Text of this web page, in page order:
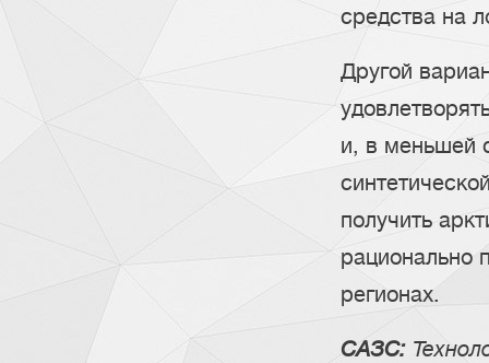
средства на
Другой
и, в меньшей
получить
рационально
регионах.
САЗС: